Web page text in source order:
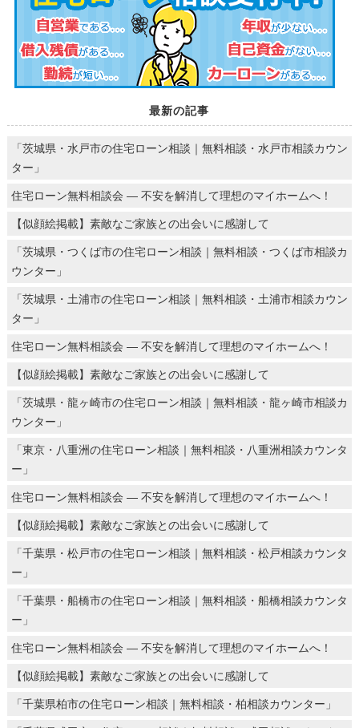
最新の記事
「茨城県・水戸市の住宅ローン相談｜無料相談・水戸市相談カウン
ター」
住宅ローン無料相談会 ― 不安を解消して理想のマイホームへ！
【似顔絵掲載】素敵なご家族との出会いに感謝して
「茨城県・つくば市の住宅ローン相談｜無料相談・つくば市相談カ
ウンター」
「茨城県・土浦市の住宅ローン相談｜無料相談・土浦市相談カウン
ター」
住宅ローン無料相談会 ― 不安を解消して理想のマイホームへ！
【似顔絵掲載】素敵なご家族との出会いに感謝して
「茨城県・龍ヶ崎市の住宅ローン相談｜無料相談・龍ヶ崎市相談カ
ウンター」
「東京・八重洲の住宅ローン相談｜無料相談・八重洲相談カウンタ
ー」
住宅ローン無料相談会 ― 不安を解消して理想のマイホームへ！
【似顔絵掲載】素敵なご家族との出会いに感謝して
「千葉県・松戸市の住宅ローン相談｜無料相談・松戸相談カウンタ
ー」
「千葉県・船橋市の住宅ローン相談｜無料相談・船橋相談カウンタ
ー」
住宅ローン無料相談会 ― 不安を解消して理想のマイホームへ！
【似顔絵掲載】素敵なご家族との出会いに感謝して
「千葉県柏市の住宅ローン相談｜無料相談・柏相談カウンター」